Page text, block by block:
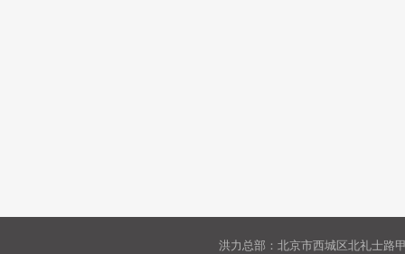
洪力总部：北京市西城区北礼士路